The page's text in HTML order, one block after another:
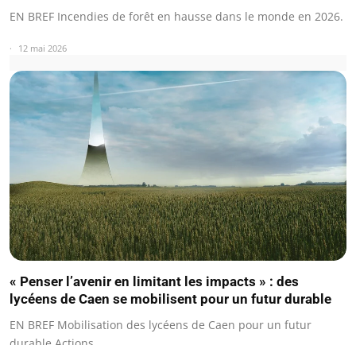
EN BREF Incendies de forêt en hausse dans le monde en 2026.
12 mai 2026
« Penser l’avenir en limitant les impacts » : des
lycéens de Caen se mobilisent pour un futur durable
EN BREF Mobilisation des lycéens de Caen pour un futur